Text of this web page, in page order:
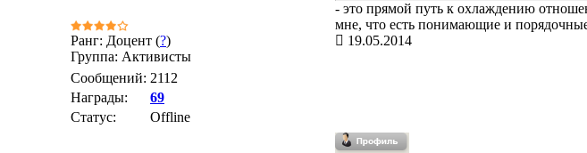
Ранг: Доцент (?)
Группа: Активисты
Сообщений: 2112
Награды:
69
Статус:
Offline
- это прямой путь к охлаждению
мне, что есть понимающие и
19.05.2014